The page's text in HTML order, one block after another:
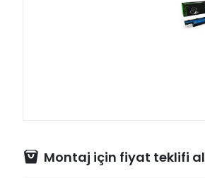
Montaj için fiyat teklifi al